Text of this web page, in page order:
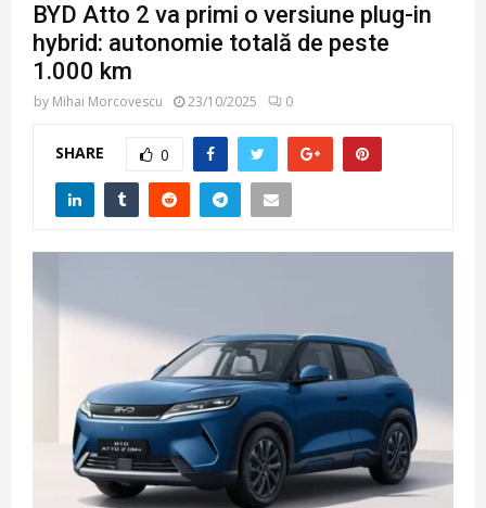
BYD Atto 2 va primi o versiune plug-in
hybrid: autonomie totală de peste
1.000 km
by Mihai Morcovescu 23/10/2025 0
SHARE 0